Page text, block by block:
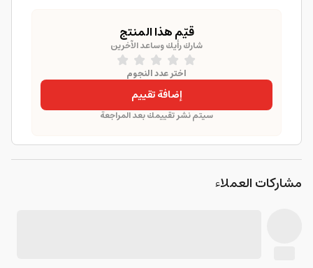
قيّم هذا المنتج
شارك رأيك وساعد الآخرين
اختر عدد النجوم
إضافة تقييم
سيتم نشر تقييمك بعد المراجعة
مشاركات العملاء